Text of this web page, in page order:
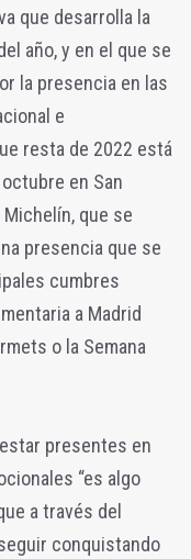
que desarrolla la
año, y en el que se
la presencia en las
e
resta de 2022 está
en San
Michelín, que se
presencia que se
cumbres
a Madrid
o la Semana
presentes en
“es algo
a través del
conquistando